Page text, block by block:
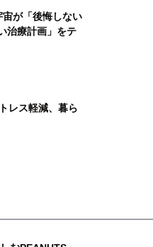
が「後悔しない
治療計画」をテ
レス軽減、暮ら